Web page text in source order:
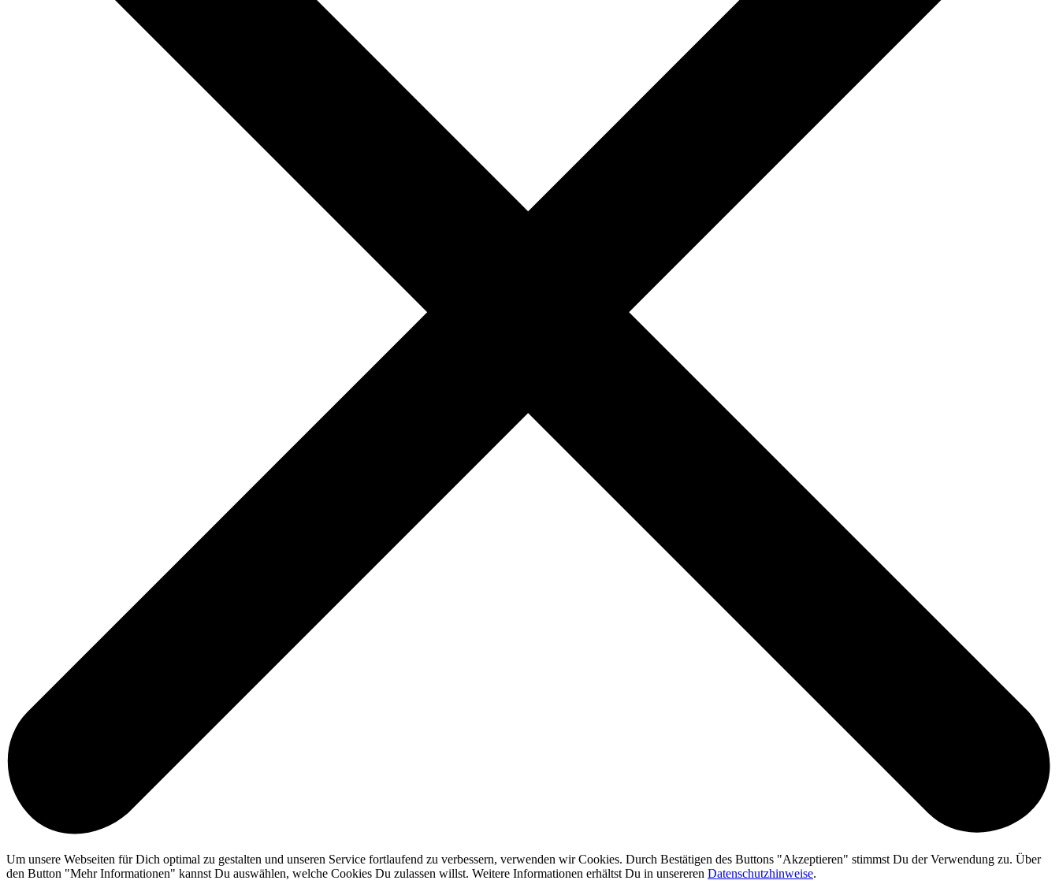
Um unsere Webseiten für Dich optimal zu gestalten und unseren Service fortlaufend zu verbessern, verwenden wir Cookies. Durch Bestätigen des Buttons "Akzeptieren" stimmst Du der Verwendung zu. Über
den Button "Mehr Informationen" kannst Du auswählen, welche Cookies Du zulassen willst. Weitere Informationen erhältst Du in unsereren Datenschutzhinweise.